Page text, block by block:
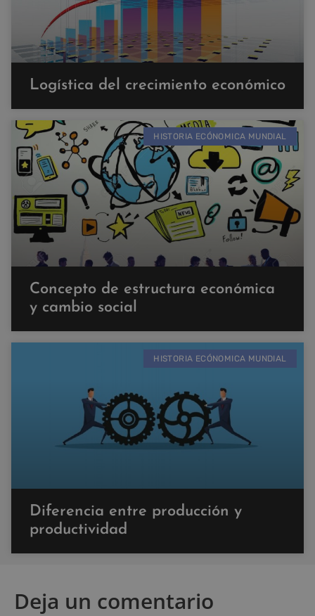
Logística del crecimiento económico
HISTORIA ECÓNOMICA MUNDIAL
Concepto de estructura económica
y cambio social
HISTORIA ECÓNOMICA MUNDIAL
Diferencia entre producción y
productividad
Deja un comentario